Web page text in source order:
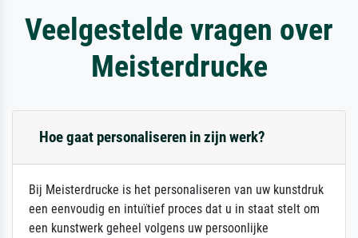
Veelgestelde vragen over
Meisterdrucke
Hoe gaat personaliseren in zijn werk?
Bij Meisterdrucke is het personaliseren van uw kunstdruk
een eenvoudig en intuïtief proces dat u in staat stelt om
een kunstwerk geheel volgens uw persoonlijke